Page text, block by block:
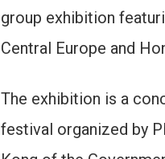
group exhibition
Central Europe and
The exhibition is a
festival organized by